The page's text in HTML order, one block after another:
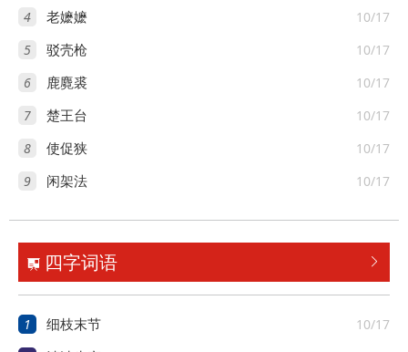
4 10/17
老嬷嬷
5 10/17
驳壳枪
6 10/17
鹿麑裘
7 10/17
楚王台
8 10/17
使促狭
9 10/17
闲架法

 四字词语
1 10/17
细枝末节